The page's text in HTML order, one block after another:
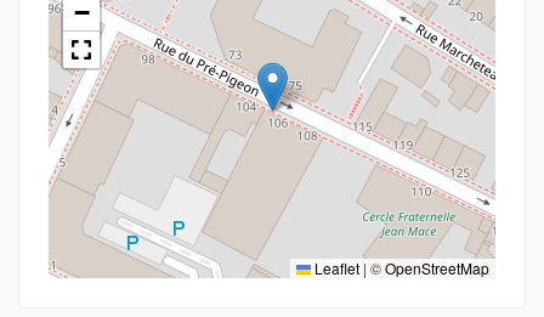
−
Leaflet | ©OpenStreetMap